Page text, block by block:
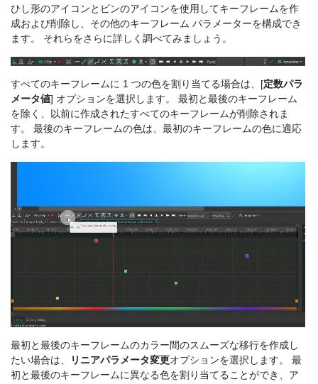
ひし形のアイコンとビンのアイコンを使用してキーフレームを作
成および削除し、その他のキーフレーム パラメーターを構成でき
ます。 それらをさらに詳しく調べてみましょう。
すべてのキーフレームに 1 つの色を割り当てる場合は、[定数パラ
メータ値] オプションを選択します。 最初と最後のキーフレーム
を除く、以前に作成されたすべてのキーフレームが削除されま
す。 最後のキーフレームの色は、最初のキーフレームの色に適応
します。
最初と最後のキーフレームのカラー間のスムーズな移行を作成し
たい場合は、
リニアパラメータ変更オプションを選択します。 最
初と最後のキーフレームに異なる色を割り当てることができ、ア